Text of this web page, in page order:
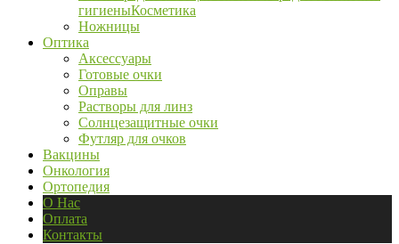
гигиеныКосметика
Ножницы
Оптика
Аксессуары
Готовые очки
Оправы
Растворы для линз
Солнцезащитные очки
Футляр для очков
Вакцины
Онкология
Ортопедия
О Нас
Оплата
Контакты